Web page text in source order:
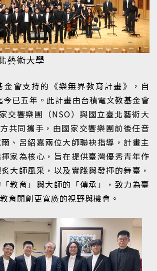
藝術大學
金會支持的《樂無界教育計畫》，自
已五年。此計畫由台積電文教基金會
家交響樂團（NSO）與國立臺北藝術大
共同攜手，由國家交響樂團前後任音
、呂紹嘉兩位大師聯袂指導，計畫主
家為核心，旨在提供臺灣優秀青年作
大師風采，以及實踐與發揮的舞臺，
教育」與大師的「傳承」，致力為臺
育開創更寬廣的視野與機會。